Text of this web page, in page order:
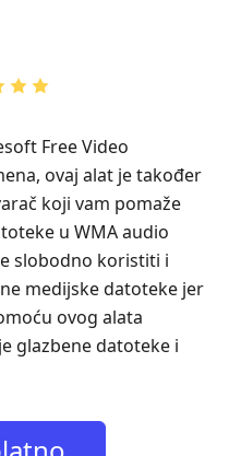
Free Video
ovaj alat je također
koji vam pomaže
u WMA audio
slobodno koristiti i
medijske datoteke jer
ovog alata
glazbene datoteke i